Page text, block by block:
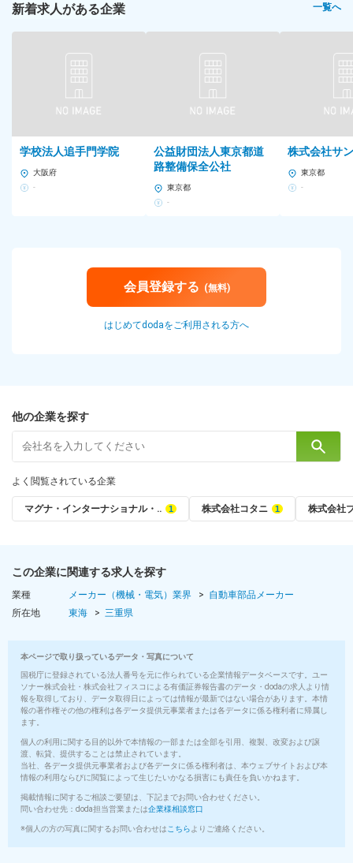
新着求人がある企業 一覧へ
学校法人追手門学院
大阪府
-
公益財団法人東京都道
路整備保全公社
東京都
-
株式会社サ
東京都
-
会員登録する (無料)
はじめてdodaをご利用される方へ
他の企業を探す
よく閲覧されている企業
マグナ・インターナショナル・‥ 株式会社コタニ 株式会社
この企業に関連する求人を探す
業種 メーカー（機械・電気）業界
自動車部品メーカー
所在地
東海 三重県
本ページで取り扱っているデータ・写真について
国税庁に登録されている法人番号を元に作られている企業情報データベースです。ユー
ソナー株式会社・株式会社フィスコによる有価証券報告書のデータ・dodaの求人より情
報を取得しており、データ取得日によっては情報が最新ではない場合があります。本情
報の著作権その他の権利は各データ提供元事業者または各データに係る権利者に帰属し
ます。
個人の利用に関する目的以外で本情報の一部または全部を引用、複製、改変および譲
渡、転貸、提供することは禁止されています。
当社、各データ提供元事業者および各データに係る権利者は、本ウェブサイトおよび本
情報の利用ならびに閲覧によって生じたいかなる損害にも責任を負いかねます。
掲載情報に関するご相談ご要望は、下記までお問い合わせください。
問い合わせ先：doda担当営業または企業様相談窓口
※個人の方の写真に関するお問い合わせは こちら よりご連絡ください。